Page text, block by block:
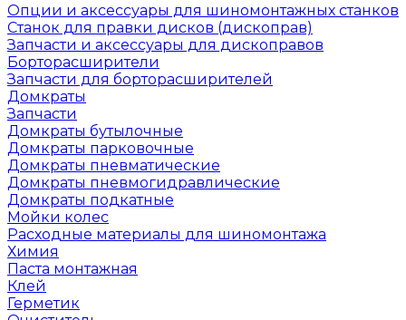
Опции и аксессуары для шиномонтажных станков
Станок для правки дисков (дископрав)
Запчасти и аксессуары для дископравов
Борторасширители
Запчасти для борторасширителей
Домкраты
Запчасти
Домкраты бутылочные
Домкраты парковочные
Домкраты пневматические
Домкраты пневмогидравлические
Домкраты подкатные
Мойки колес
Расходные материалы для шиномонтажа
Химия
Паста монтажная
Клей
Герметик